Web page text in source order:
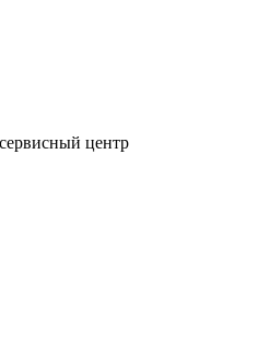
центр